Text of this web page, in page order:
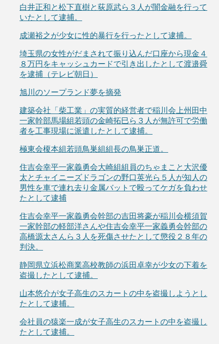
白井正和と松下直樹と荻原武ら３人が闇金融を行って
いたとして逮捕。
成瀬裕之が少女に性的暴行を行ったとして逮捕。
埼玉県の女性がだまされて振り込んだ口座から現金４
８万円をキャッシュカードで引き出したとして渡邉舜
を逮捕（テレビ朝日）
旭川のソープランド夢を摘発
建築会社「柴工業」の実質的経営者で稲川会上州田中
一家幹部馬場組若頭の金崎拓巳ら３人が無許可で労働
者を工事現場に派遣したとして逮捕。
極東会榎本組若頭鳥巣組組長の鳥巣正道。
住吉会幸平一家義勇会大崎組組員のちゃまこと大沢優
太とチャイニーズドラゴンの野口英光ら５人が知人の
男性を車で連れ去り金属バットで殴ってケガを負わせ
たとして逮捕
住吉会幸平一家義勇会幹部の吉田将豪が稲川会横須賀
一家幹部の軽部洋さんや住吉会幸平一家義勇会幹部の
高橋源太さんら３人を死傷させたとして懲役２８年の
判決。
静岡県立浜松商業高校教師の浜田卓幸が少女の下着を
盗撮したとして逮捕。
山本悠介が女子高生のスカートの中を盗撮しようとし
たとして逮捕。
会社員の猿楽一成が女子高生のスカートの中を盗撮し
たとして逮捕。